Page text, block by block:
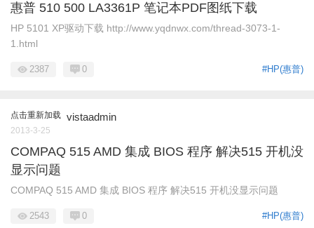
惠普 510 500 LA3361P 笔记本PDF图纸下载
HP 5101 XP驱动下载 http://www.yqdnwx.com/thread-3073-1-
1.html
#HP(惠普)
2387 0
点击重新加载 vistaadmin
2013-3-25
COMPAQ 515 AMD 集成 BIOS 程序 解决515 开机没
显示问题
COMPAQ 515 AMD 集成 BIOS 程序 解决515 开机没显示问题
#HP(惠普)
2543 0